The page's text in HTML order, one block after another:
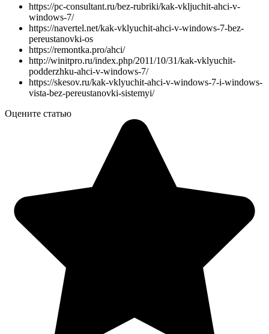
https://pc-consultant.ru/bez-rubriki/kak-vkljuchit-ahci-v-
windows-7/
https://navertel.net/kak-vklyuchit-ahci-v-windows-7-bez-
pereustanovki-os
https://remontka.pro/ahci/
http://winitpro.ru/index.php/2011/10/31/kak-vklyuchit-
podderzhku-ahci-v-windows-7/
https://skesov.ru/kak-vklyuchit-ahci-v-windows-7-i-windows-
vista-bez-pereustanovki-sistemyi/
Оцените статью